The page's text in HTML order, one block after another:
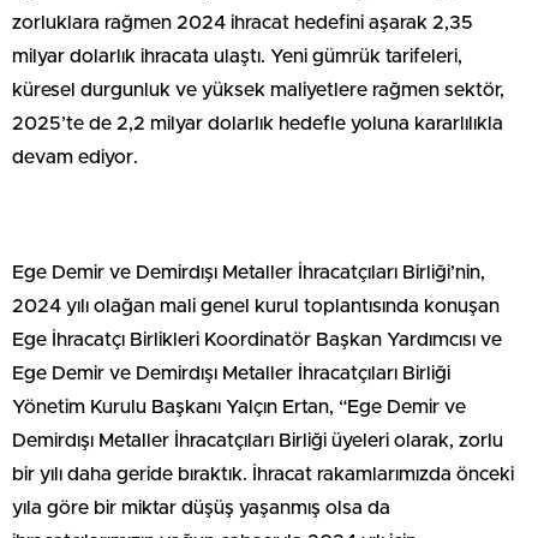
zorluklara rağmen 2024 ihracat hedefini aşarak 2,35
milyar dolarlık ihracata ulaştı. Yeni gümrük tarifeleri,
küresel durgunluk ve yüksek maliyetlere rağmen sektör,
2025’te de 2,2 milyar dolarlık hedefle yoluna kararlılıkla
devam ediyor.
Ege Demir ve Demirdışı Metaller İhracatçıları Birliği’nin,
2024 yılı olağan mali genel kurul toplantısında konuşan
Ege İhracatçı Birlikleri Koordinatör Başkan Yardımcısı ve
Ege Demir ve Demirdışı Metaller İhracatçıları Birliği
Yönetim Kurulu Başkanı Yalçın Ertan, “Ege Demir ve
Demirdışı Metaller İhracatçıları Birliği üyeleri olarak, zorlu
bir yılı daha geride bıraktık. İhracat rakamlarımızda önceki
yıla göre bir miktar düşüş yaşanmış olsa da